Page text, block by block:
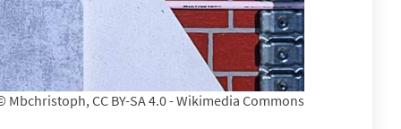
CC BY-SA 4.0 - Wikimedia Commons